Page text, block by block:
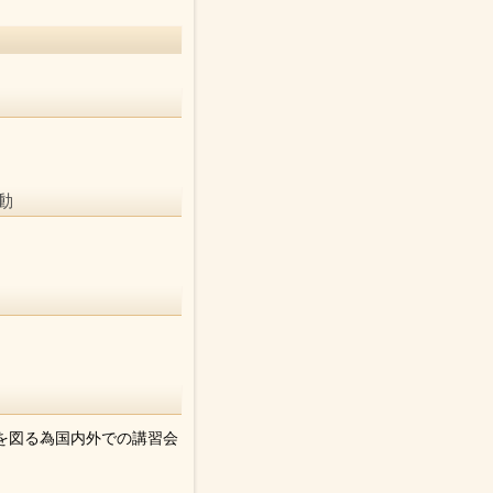
図る為国内外での講習会